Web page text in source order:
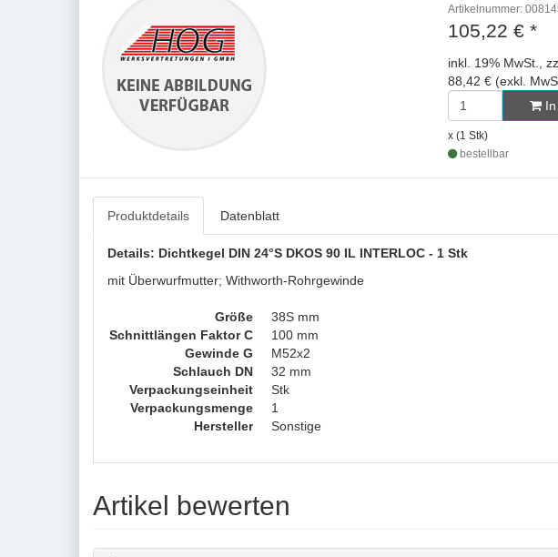
Artikelnummer:
105,22 € *
inkl. 19% MwSt.,
88,42 € (exkl.
x (1 Stk)
bestellbar
Produktdetails Datenblatt
Details: Dichtkegel DIN 24°S DKOS 90 IL INTERLOC - 1 Stk
mit Überwurfmutter; Withworth-Rohrgewinde
Größe
38S mm
Schnittlängen Faktor C
100 mm
Gewinde G
M52x2
Schlauch DN
32 mm
Verpackungseinheit
Stk
Verpackungsmenge
1
Hersteller
Sonstige
Artikel bewerten